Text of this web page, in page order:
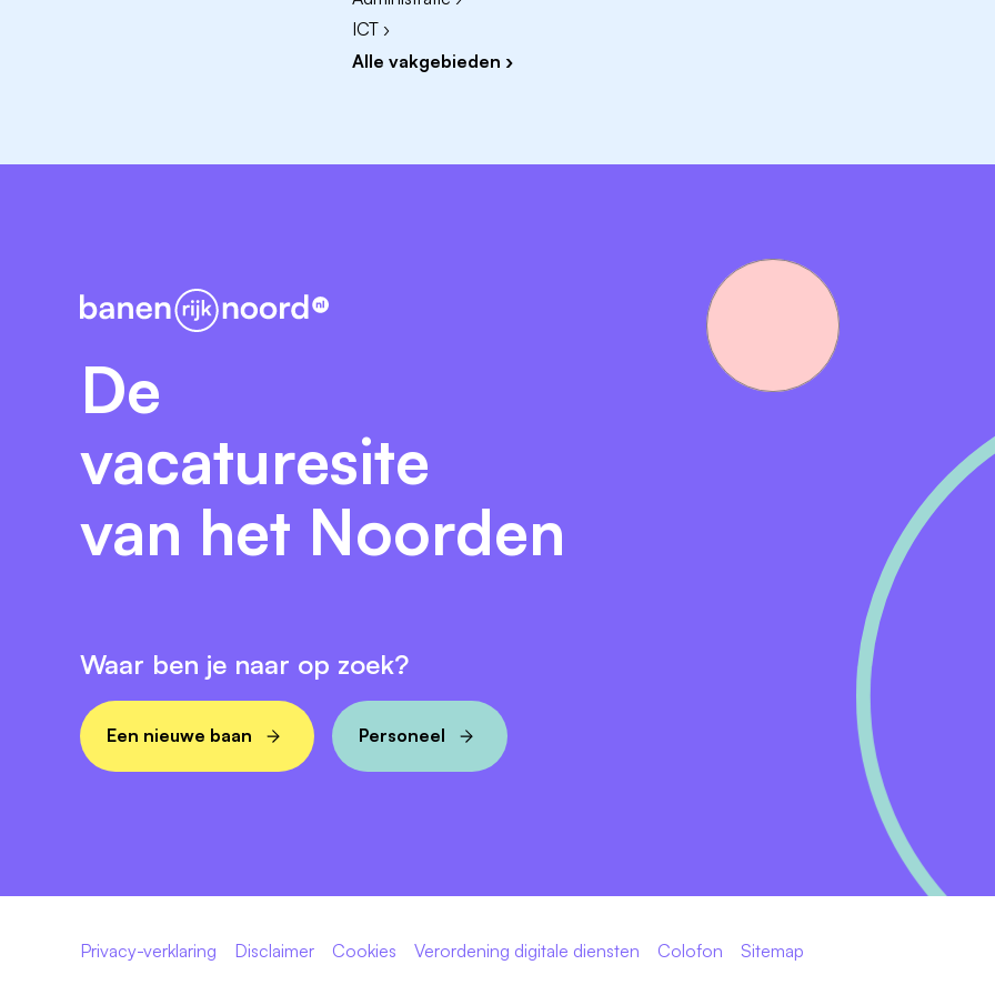
Stuur je cv en motivatie naare.devries@noordhoff.nl
ICT ›
Alle vakgebieden ›
De
vacaturesite
van het Noorden
Waar ben je naar op zoek?
Een nieuwe baan Personeel
Privacy-verklaring Disclaimer Cookies Verordening digitale diensten Colofon Sitemap